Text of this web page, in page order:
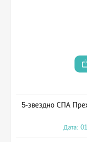
5-звездно СПА
Дата: